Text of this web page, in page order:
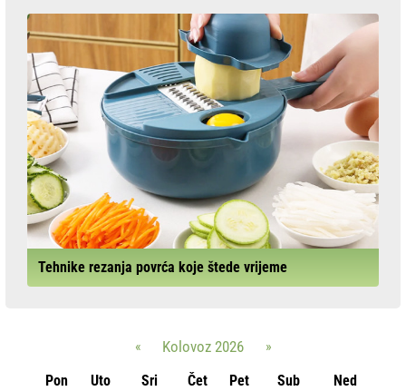
Tehnike rezanja povrća koje štede vrijeme
« Kolovoz 2026
»
Pon
Uto Sri Čet Pet Sub
Ned